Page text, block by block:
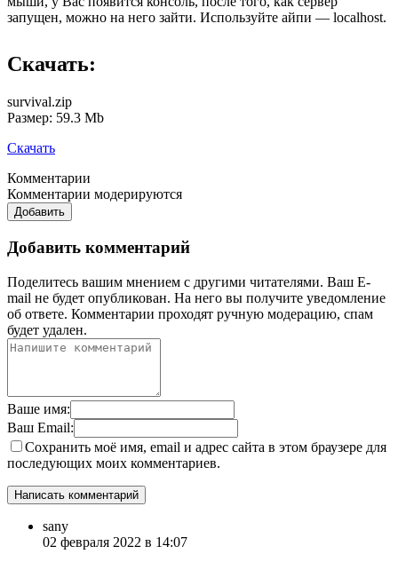
запущен, можно на него зайти. Используйте айпи — localhost.
Скачать:
survival.zip
Размер: 59.3 Mb
Скачать
Комментарии
Комментарии модерируются
Добавить
Добавить комментарий
Поделитесь вашим мнением с другими читателями. Ваш E-
mail не будет опубликован. На него вы получите уведомление
об ответе. Комментарии проходят ручную модерацию, спам
будет удален.
Ваше имя:
Ваш Email:
Сохранить моё имя, email и адрес сайта в этом браузере для
последующих моих комментариев.
sany
02 февраля 2022 в 14:07